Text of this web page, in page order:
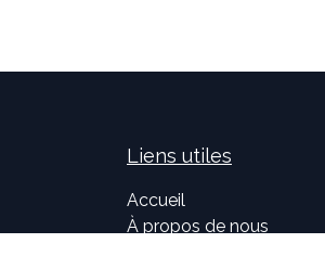
Liens utiles
Accueil
À propos de nous